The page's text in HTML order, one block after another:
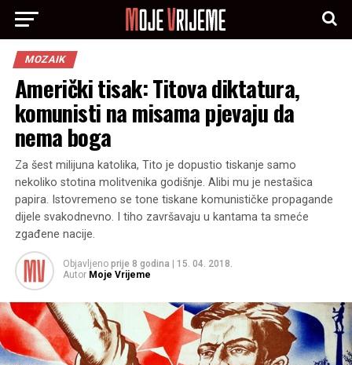
MOZAIK
Američki tisak: Titova diktatura,
komunisti na misama pjevaju da
nema boga
Za šest milijuna katolika, Tito je dopustio tiskanje samo
nekoliko stotina molitvenika godišnje. Alibi mu je nestašica
papira. Istovremeno se tone tiskane komunističke propagande
dijele svakodnevno. I tiho završavaju u kantama ta smeće
zgađene nacije.
Objavljeno prije 8 godina
15. 04. 2018.
Autor Moje Vrijeme